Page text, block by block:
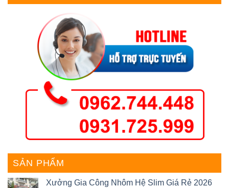
SẢN PHẨM
Xưởng Gia Công Nhôm Hệ Slim Giá Rẻ 2026